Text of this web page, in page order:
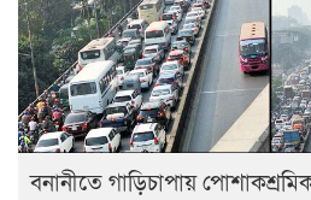
বনানীতে গাড়িচাপায়